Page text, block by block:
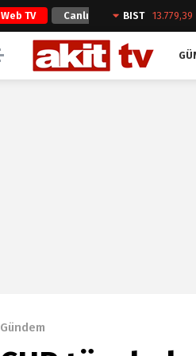
Web TV Canlı
Yayın
BIST 13.779,39
Gündem